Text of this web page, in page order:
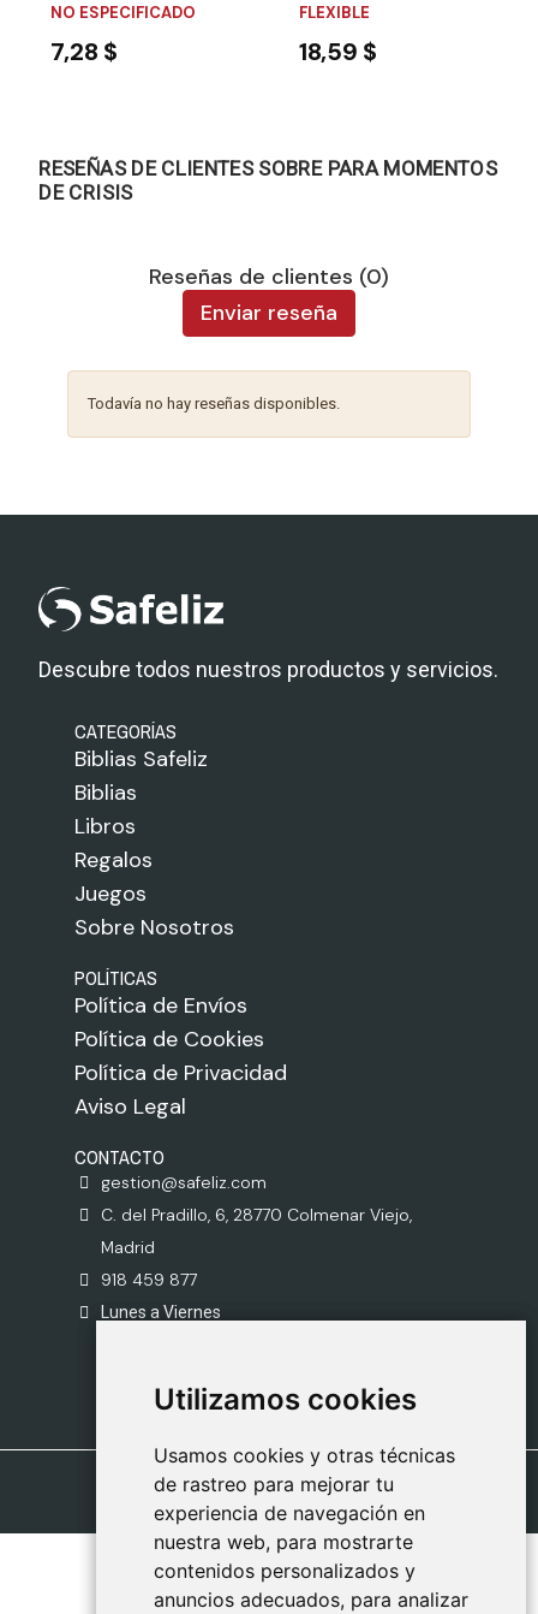
Utilizamos cookies
Usamos cookies y otras técnicas
de rastreo para mejorar tu
experiencia de navegación en
nuestra web, para mostrarte
contenidos personalizados y
anuncios adecuados, para analizar
Utilizamos cookies
Usamos cookies y otras técnicas
de rastreo para mejorar tu
experiencia de navegación en
nuestra web, para mostrarte
contenidos personalizados y
anuncios adecuados, para analizar
NO ESPECIFICADO
7,28 $
FLEXIBLE
18,59 $
RESEÑAS DE CLIENTES SOBRE PARA MOMENTOS
DE CRISIS
Reseñas de clientes (0)
Enviar reseña
Todavía no hay reseñas disponibles.
Descubre todos nuestros productos y servicios.
CATEGORÍAS
Biblias Safeliz
Biblias
Libros
Regalos
Juegos
Sobre Nosotros
POLÍTICAS
Política de Envíos
Política de Cookies
Política de Privacidad
Aviso Legal
CONTACTO
gestion@safeliz.com
C. del Pradillo, 6, 28770 Colmenar Viejo,
Madrid
918 459 877
Lunes a Viernes